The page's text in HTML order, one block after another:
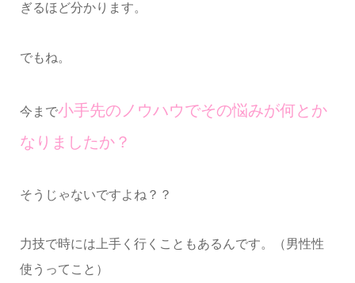
ぎるほど分かります。
でもね。
今まで小手先のノウハウでその悩みが何とか
なりましたか？
そうじゃないですよね？？
力技で時には上手く行くこともあるんです。（男性性
使うってこと）